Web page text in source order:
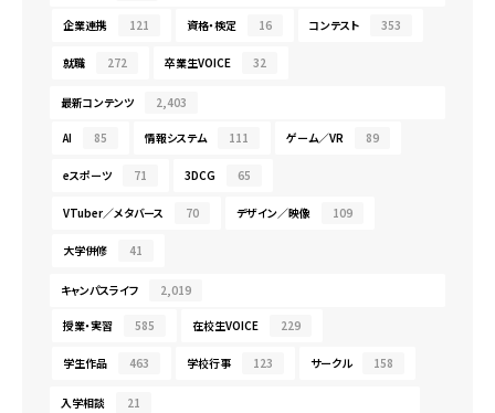
企業連携 121 資格・検定 16 コンテスト 353
就職 272 卒業生VOICE 32
最新コンテンツ 2,403
AI 85 情報システム 111 ゲーム／VR 89
eスポーツ 71 3DCG 65
VTuber／メタバース 70 デザイン／映像 109
大学併修 41
キャンパスライフ 2,019
授業・実習 585 在校生VOICE 229
学生作品 463 学校行事 123 サークル 158
入学相談 21